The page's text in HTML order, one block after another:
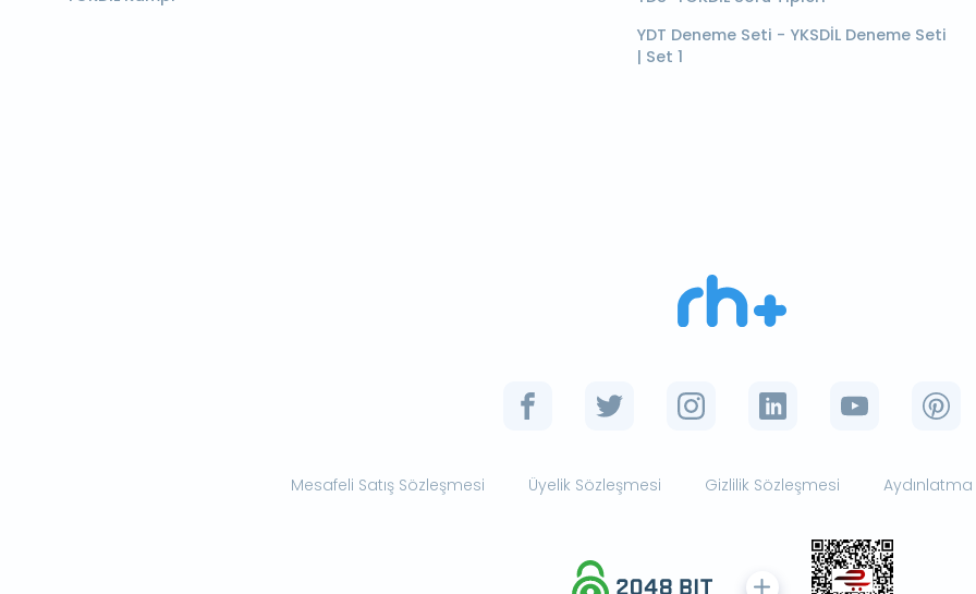
YDT Deneme Seti - YKSDİL Deneme Seti
| Set 1
Mesafeli Satış Sözleşmesi Üyelik Sözleşmesi Gizlilik Sözleşmesi